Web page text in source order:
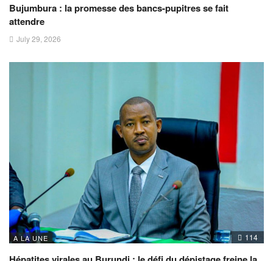
Bujumbura : la promesse des bancs-pupitres se fait
attendre
July 29, 2026
A LA UNE 114